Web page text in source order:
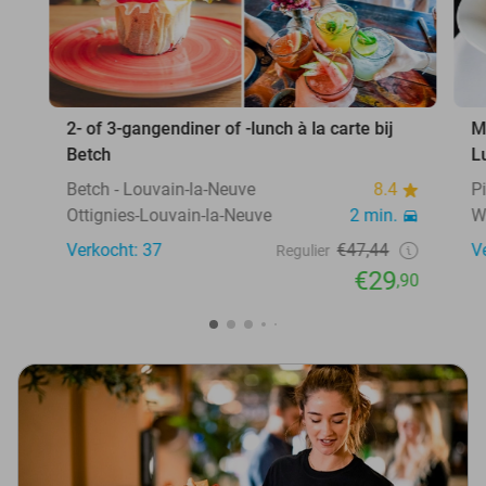
2- of 3-gangendiner of -lunch à la carte bij
Betch
Betch - Louvain-la-Neuve
8.4
Ottignies-Louvain-la-Neuve
2 min.
Verkocht: 37
Regulier €47,44
€29,90